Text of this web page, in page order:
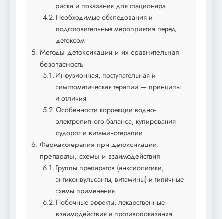
риска и показания для стационара
Необходимые обследования и
подготовительные мероприятия перед
детоксом
Методы детоксикации и их сравнительная
безопасность
Инфузионная, поступательная и
симптоматическая терапии — принципы
и отличия
Особенности коррекции водно-
электролитного баланса, купирования
судорог и витаминотерапии
Фармакотерапия при детоксикации:
препараты, схемы и взаимодействия
Группы препаратов (анксиолитики,
антиконвульсанты, витамины) и типичные
схемы применения
Побочные эффекты, лекарственные
взаимодействия и противопоказания